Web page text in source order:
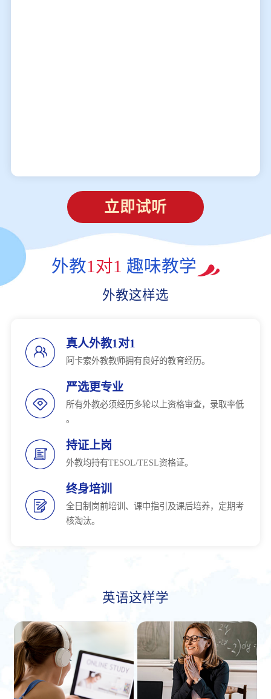
立即试听
外教1对1 趣味教学
外教这样选
真人外教1对1
阿卡索外教教师拥有良好的教育经历。
严选更专业
所有外教必须经历多轮以上资格审查，录取率低
。
持证上岗
外教均持有TESOL/TESL资格证。
终身培训
全日制岗前培训、课中指引及课后培养，定期考
核淘汰。
英语这样学